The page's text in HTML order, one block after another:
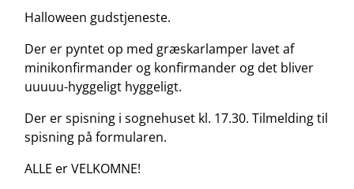
Halloween gudstjeneste.
Der er pyntet op med græskarlamper lavet af
minikonfirmander og konfirmander og det bliver
uuuuu-hyggeligt hyggeligt.
Der er spisning i sognehuset kl. 17.30. Tilmelding til
spisning på formularen.
ALLE er VELKOMNE!